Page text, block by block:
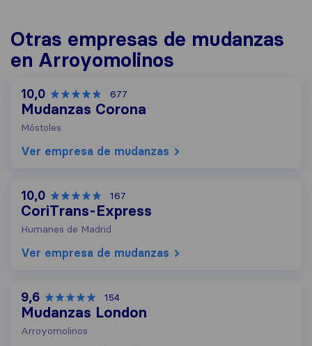
Otras empresas de mudanzas
en Arroyomolinos
10,0 677
Mudanzas Corona
Móstoles
Ver empresa de mudanzas
10,0 167
CoriTrans-Express
Humanes de Madrid
Ver empresa de mudanzas
9,6 154
Mudanzas London
Arroyomolinos